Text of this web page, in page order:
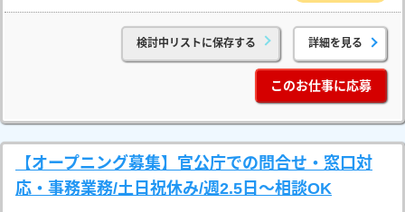
検討中リストに保存する 詳細を見る
このお仕事に応募
【オープニング募集】官公庁での問合せ・窓口対
応・事務業務/土日祝休み/週2.5日～相談OK